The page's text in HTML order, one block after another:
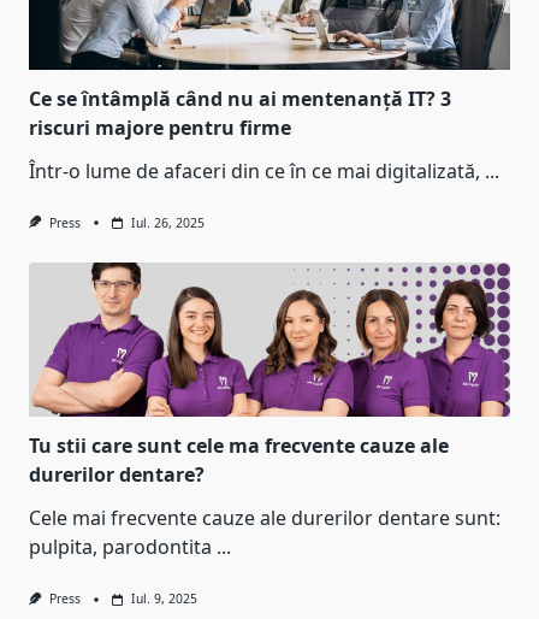
Ce se întâmplă când nu ai mentenanță IT? 3
riscuri majore pentru firme
Într-o lume de afaceri din ce în ce mai digitalizată, ...
Press Iul. 26, 2025
Tu stii care sunt cele ma frecvente cauze ale
durerilor dentare?
Cele mai frecvente cauze ale durerilor dentare sunt:
pulpita, parodontita ...
Press Iul. 9, 2025